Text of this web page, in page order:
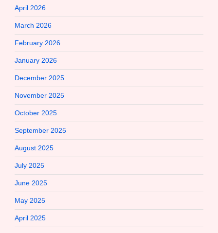
April 2026
March 2026
February 2026
January 2026
December 2025
November 2025
October 2025
September 2025
August 2025
July 2025
June 2025
May 2025
April 2025